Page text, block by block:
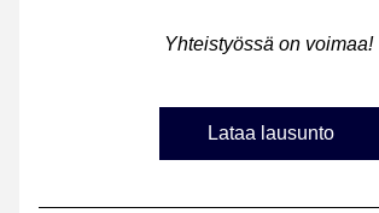
Yhteistyössä on voimaa!
Lataa lausunto